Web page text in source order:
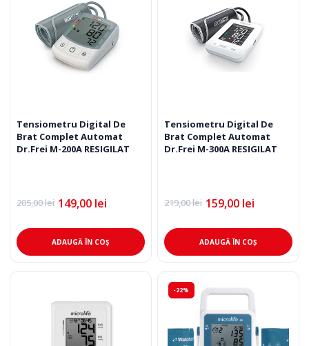
Tensiometru Digital De
Brat Complet Automat
Dr.Frei M-200A RESIGILAT
205,00lei
Prețul
a
fost:
205,00 lei.
149,00 lei
Prețul
este:
149,00 lei.ADAUGĂ ÎN COȘ
Tensiometru Digital De
Brat Complet Automat
Dr.Frei M-300A RESIGILAT
219,00lei
Prețul
a
fost:
219,00 lei.
159,00 lei
Prețul
este:
159,00 lei.ADAUGĂ ÎN COȘ
-22%